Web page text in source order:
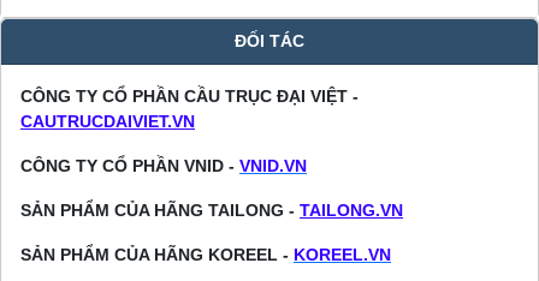
ĐỐI TÁC
CÔNG TY CỔ PHẦN CẦU TRỤC ĐẠI VIỆT -
CAUTRUCDAIVIET.VN
CÔNG TY CỔ PHẦN VNID - VNID.VN
SẢN PHẨM CỦA HÃNG TAILONG - TAILONG.VN
SẢN PHẨM CỦA HÃNG KOREEL - KOREEL.VN